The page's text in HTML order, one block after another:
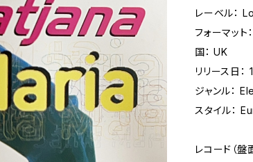
レーベル：
フォーマッ
国： UK
リリース日
ジャンル：
スタイル：
レコード（盤